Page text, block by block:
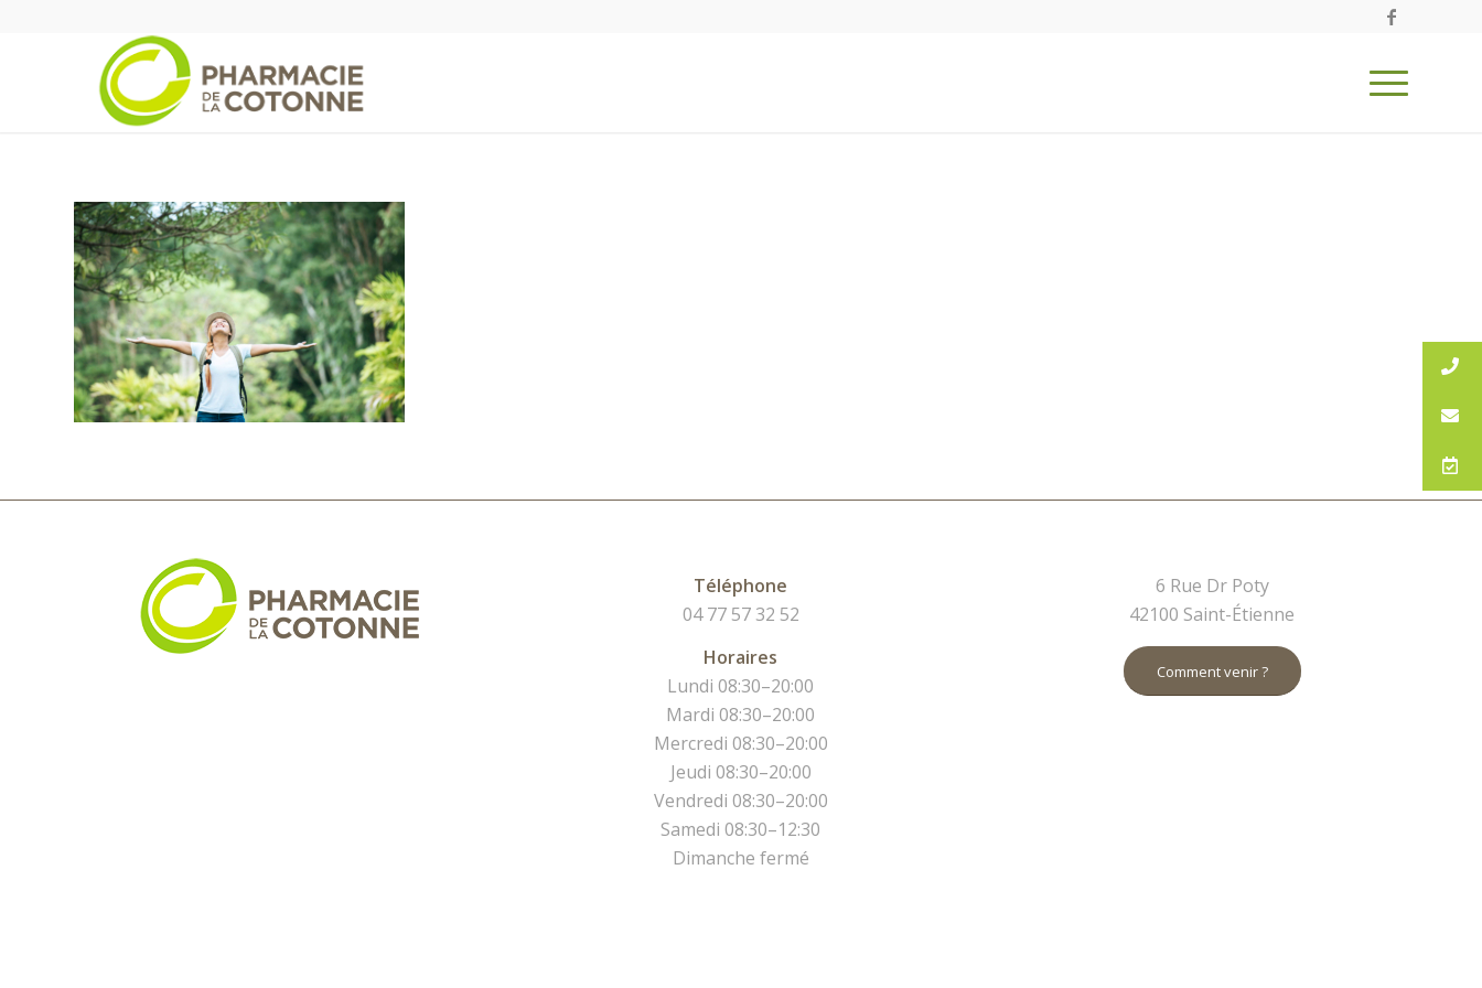
Téléphone
04 77 57 32 52
Horaires
Lundi 08:30–20:00
Mardi 08:30–20:00
Mercredi 08:30–20:00
Jeudi 08:30–20:00
Vendredi 08:30–20:00
Samedi 08:30–12:30
Dimanche fermé
6 Rue Dr Poty
42100 Saint-Étienne
Comment venir ?